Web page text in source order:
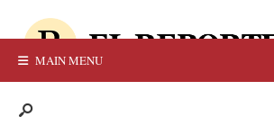
MAIN MENU